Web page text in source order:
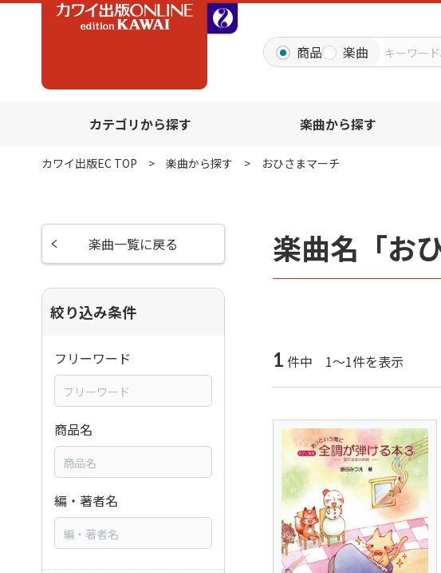
商品 楽曲
カテゴリから探す 楽曲から探す
カワイ出版EC TOP 楽曲から探す おひさまマーチ
楽曲名「お
1 件中 1～1件を表示
楽曲一覧に戻る
絞り込み条件
フリーワード
商品名
編・著者名